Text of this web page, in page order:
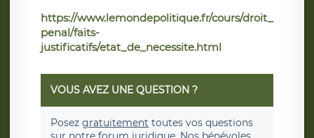
https://www.lemondepolitique.fr/cours/droit_
penal/faits-
justificatifs/etat_de_necessite.html
VOUS AVEZ UNE QUESTION ?
Posez gratuitement toutes vos questions